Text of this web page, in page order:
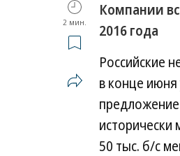
2 мин.
Компании
2016 года
Российские
в конце
50 тыс. б/с